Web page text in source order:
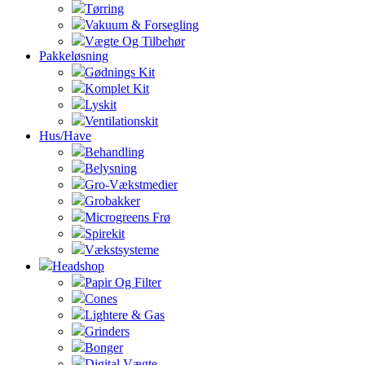
Tørring
Vakuum & Forsegling
Vægte Og Tilbehør
Pakkeløsning
Gødnings Kit
Komplet Kit
Lyskit
Ventilationskit
Hus/Have
Behandling
Belysning
Gro-Vækstmedier
Grobakker
Microgreens Frø
Spirekit
Vækstsysteme
Headshop
Papir Og Filter
Cones
Lightere & Gas
Grinders
Bonger